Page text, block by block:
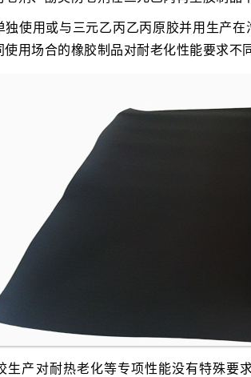
独使用或与三元乙丙乙丙原胶并用生产
用场合的橡胶制品对耐老化性能要求不
生产对耐热老化等专项性能没有特殊要